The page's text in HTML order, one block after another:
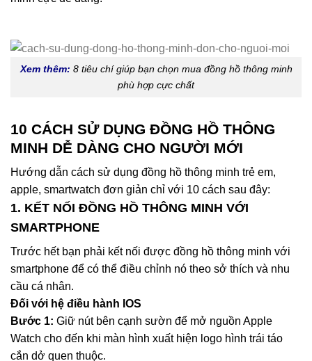
Xem thêm: 8 tiêu chí giúp bạn chọn mua đồng hồ thông minh
phù hợp cực chất
10 CÁCH SỬ DỤNG ĐỒNG HỒ THÔNG
MINH DỄ DÀNG CHO NGƯỜI MỚI
Hướng dẫn cách sử dụng đồng hồ thông minh trẻ em,
apple, smartwatch đơn giản chỉ với 10 cách sau đây:
1. KẾT NỐI ĐỒNG HỒ THÔNG MINH VỚI
SMARTPHONE
Trước hết bạn phải kết nối được đồng hồ thông minh với
smartphone để có thể điều chỉnh nó theo sở thích và nhu
cầu cá nhân.
Đối với hệ điều hành IOS
Bước 1: Giữ nút bên cạnh sườn để mở nguồn Apple
Watch cho đến khi màn hình xuất hiện logo hình trái táo
cắn dở quen thuộc.